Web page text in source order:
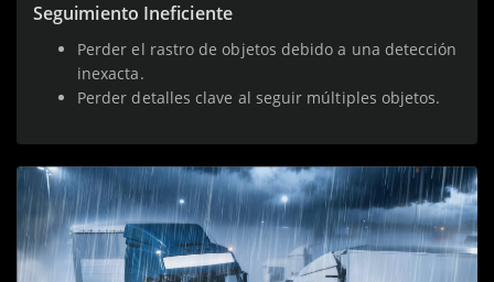
Seguimiento Ineficiente
Perder el rastro de objetos debido a una detección
inexacta.
Perder detalles clave al seguir múltiples objetos.